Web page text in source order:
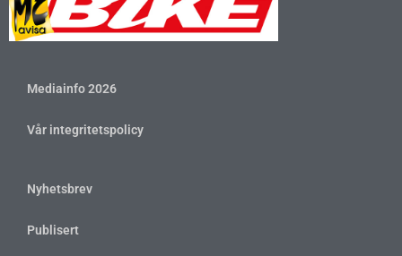
Mediainfo 2026
Vår integritetspolicy
Nyhetsbrev
Publisert